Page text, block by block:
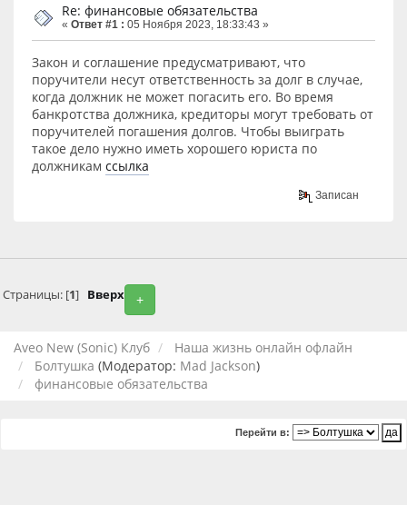
Re: финансовые обязательства
« Ответ #1 : 05 Ноября 2023, 18:33:43 »
Закон и соглашение предусматривают, что
поручители несут ответственность за долг в случае,
когда должник не может погасить его. Во время
банкротства должника, кредиторы могут требовать от
поручителей погашения долгов. Чтобы выиграть
такое дело нужно иметь хорошего юриста по
должникам ссылка
Записан
+
Страницы: [1] Вверх
Aveo New (Sonic) Клуб
Наша жизнь онлайн офлайн
Болтушка (Модератор: Mad Jackson)
финансовые обязательства
Перейти в: